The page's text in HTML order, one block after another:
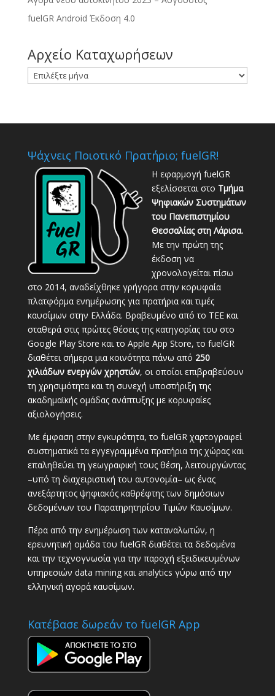
fuelGR Android Έκδοση 4.0
Αρχείο Καταχωρήσεων
Αρχείο
Καταχωρήσεων
Ψάχνεις Ποιοτικό Πρατήριο; fuelGR!
Η εφαρμογή fuelGR
εξελίσσεται στο Τμήμα
Ψηφιακών Συστημάτων
του Πανεπιστημίου
Θεσσαλίας στη Λάρισα.
Με την πρώτη της
έκδοση να
χρονολογείται πίσω
στο 2014, αναδείχθηκε γρήγορα στην κορυφαία
πλατφόρμα ενημέρωσης για πρατήρια και τιμές
καυσίμων στην Ελλάδα. Βραβευμένο από το ΤΕΕ και
σταθερά στις πρώτες θέσεις της κατηγορίας του στο
Google Play Store και το Apple App Store, το fuelGR
διαθέτει σήμερα μια κοινότητα πάνω από 250
χιλιάδων ενεργών χρηστών, οι οποίοι επιβραβεύουν
τη χρησιμότητα και τη συνεχή υποστήριξη της
ακαδημαϊκής ομάδας ανάπτυξης με κορυφαίες
αξιολογήσεις.
Με έμφαση στην εγκυρότητα, το fuelGR χαρτογραφεί
συστηματικά τα εγγεγραμμένα πρατήρια της χώρας και
επαληθεύει τη γεωγραφική τους θέση, λειτουργώντας
–υπό τη διαχειριστική του αυτονομία– ως ένας
ανεξάρτητος ψηφιακός καθρέφτης των δημόσιων
δεδομένων του Παρατηρητηρίου Τιμών Καυσίμων.
Πέρα από την ενημέρωση των καταναλωτών, η
ερευνητική ομάδα του fuelGR διαθέτει τα δεδομένα
και την τεχνογνωσία για την παροχή εξειδικευμένων
υπηρεσιών data mining και analytics γύρω από την
ελληνική αγορά καυσίμων.
Κατέβασε δωρεάν το fuelGR App